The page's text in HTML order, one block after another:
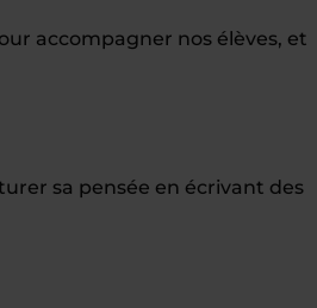
accompagner nos élèves, et
sa pensée en écrivant des